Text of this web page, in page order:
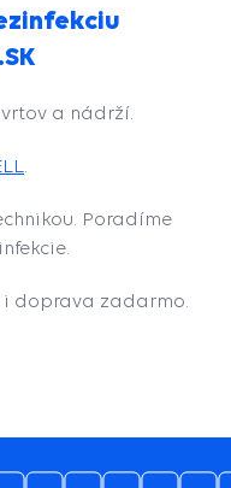
a nádrží.
Poradíme
doprava zadarmo.